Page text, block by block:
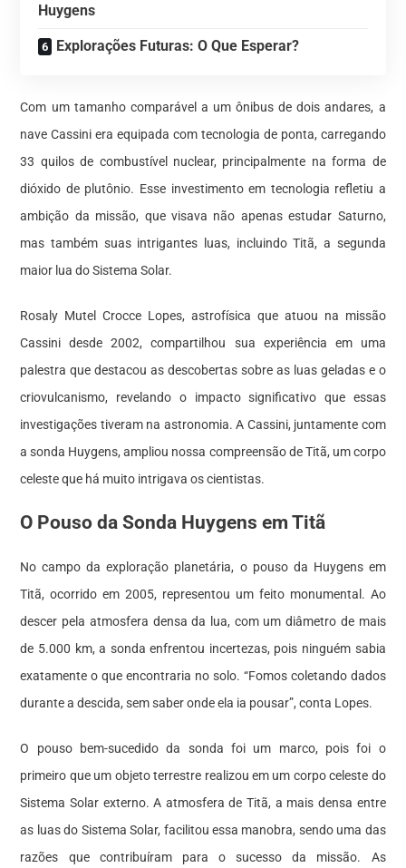
Huygens
Explorações Futuras: O Que Esperar?
Com um tamanho comparável a um ônibus de dois andares, a
nave Cassini era equipada com tecnologia de ponta, carregando
33 quilos de combustível nuclear, principalmente na forma de
dióxido de plutônio. Esse investimento em tecnologia refletiu a
ambição da missão, que visava não apenas estudar Saturno,
mas também suas intrigantes luas, incluindo Titã, a segunda
maior lua do Sistema Solar.
Rosaly Mutel Crocce Lopes, astrofísica que atuou na missão
Cassini desde 2002, compartilhou sua experiência em uma
palestra que destacou as descobertas sobre as luas geladas e o
criovulcanismo, revelando o impacto significativo que essas
investigações tiveram na astronomia. A Cassini, juntamente com
a sonda Huygens, ampliou nossa compreensão de Titã, um corpo
celeste que há muito intrigava os cientistas.
O Pouso da Sonda Huygens em Titã
No campo da exploração planetária, o pouso da Huygens em
Titã, ocorrido em 2005, representou um feito monumental. Ao
descer pela atmosfera densa da lua, com um diâmetro de mais
de 5.000 km, a sonda enfrentou incertezas, pois ninguém sabia
exatamente o que encontraria no solo. “Fomos coletando dados
durante a descida, sem saber onde ela ia pousar”, conta Lopes.
O pouso bem-sucedido da sonda foi um marco, pois foi o
primeiro que um objeto terrestre realizou em um corpo celeste do
Sistema Solar externo. A atmosfera de Titã, a mais densa entre
as luas do Sistema Solar, facilitou essa manobra, sendo uma das
razões que contribuíram para o sucesso da missão. As